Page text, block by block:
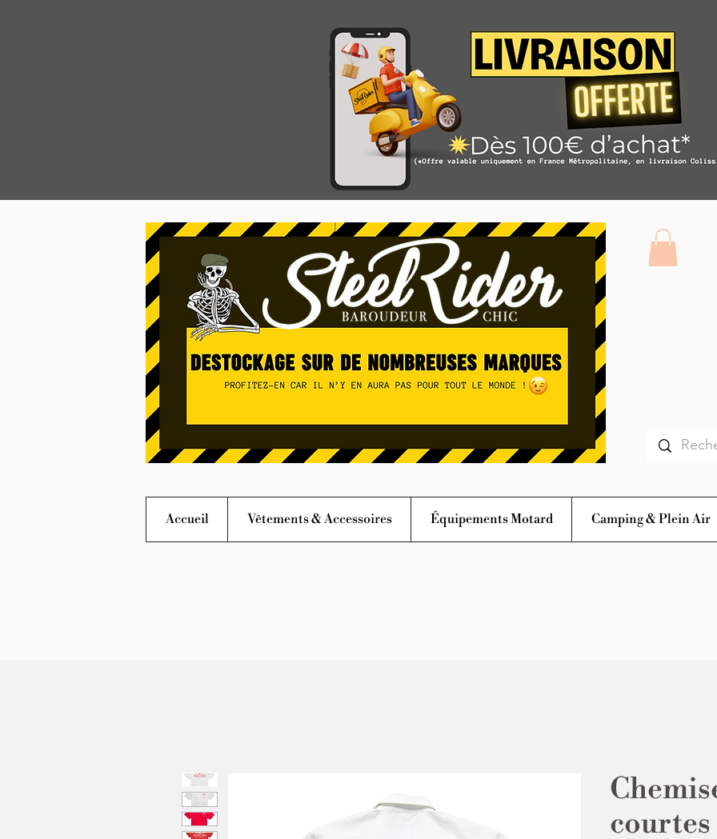
Accueil Vêtements & Accessoires Équipements Motard Camping & Plein Air